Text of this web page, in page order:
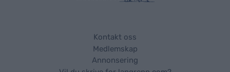
Kontakt oss
Medlemskap
Annonsering